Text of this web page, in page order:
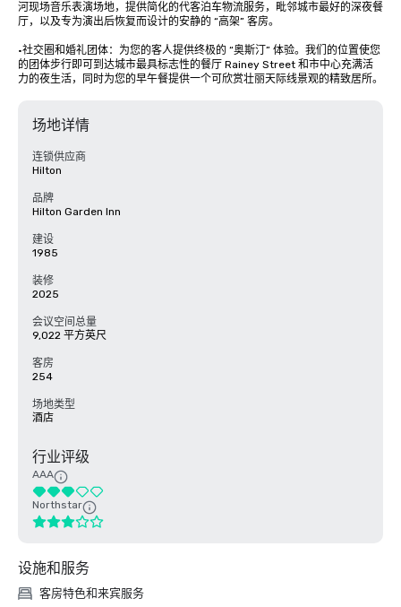
河现场音乐表演场地，提供简化的代客泊车物流服务，毗邻城市最好的深夜餐
厅，以及专为演出后恢复而设计的安静的 “高架” 客房。
•社交圈和婚礼团体：为您的客人提供终极的 “奥斯汀” 体验。我们的位置使您
的团体步行即可到达城市最具标志性的餐厅 Rainey Street 和市中心充满活
力的夜生活，同时为您的早午餐提供一个可欣赏壮丽天际线景观的精致居所。
场地详情
连锁供应商
Hilton
品牌
Hilton Garden Inn
建设
1985
装修
2025
会议空间总量
9,022 平方英尺
客房
254
场地类型
酒店
行业评级
AAA
Northstar
设施和服务
客房特色和来宾服务